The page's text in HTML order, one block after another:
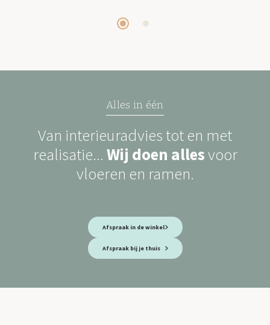
Alles in één
Van interieuradvies tot en met
realisatie... Wij doen allesvoor
vloeren en ramen.
Afspraak in de winkel
Afspraak bij je thuis